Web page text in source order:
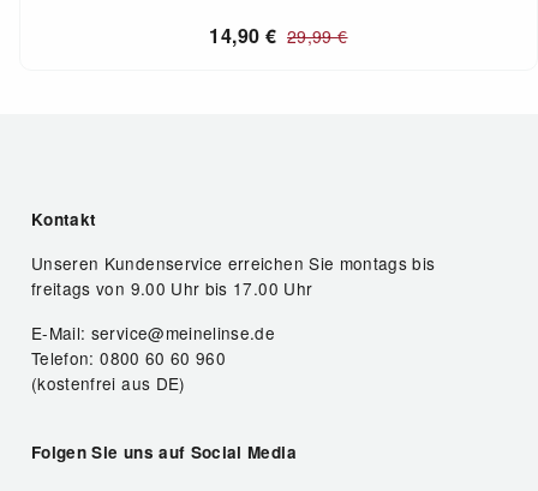
14,90 € 29,99€
Kontakt
Unseren Kundenservice erreichen Sie montags bis
freitags von 9.00 Uhr bis 17.00 Uhr
E-Mail: service@meinelinse.de
Telefon: 0800 60 60 960
(kostenfrei aus DE)
Folgen Sie uns auf Social Media